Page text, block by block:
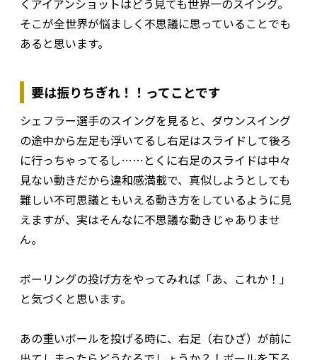
くアイアンショットはどう見ても世界一のスイング。
そこが全世界が悩ましく不思議に思っていることでも
あると思います。
要は振りちぎれ！！ってことです
シェフラー選手のスイングを見ると、ダウンスイング
の途中から左足も浮いてるし右足はスライドして後ろ
に行っちゃってるし……とくに右足のスライドは中々
見ない動きだから違和感満載で、真似しようとしても
難しい不可思議ともいえる動き方をしているように見
えますが、実はそんなに不思議な動きじゃありませ
ん。
ボーリングの投げ方をやってみれば「あ、これか！」
と気づくと思います。
あの重いボールを投げる時に、右足（右ひざ）が前に